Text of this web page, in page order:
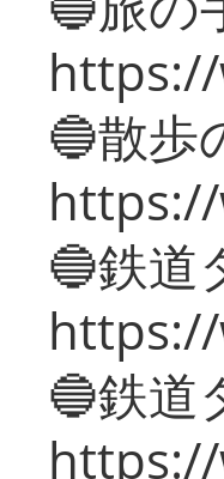
🔵散歩
🔵鉄道
🔵鉄道